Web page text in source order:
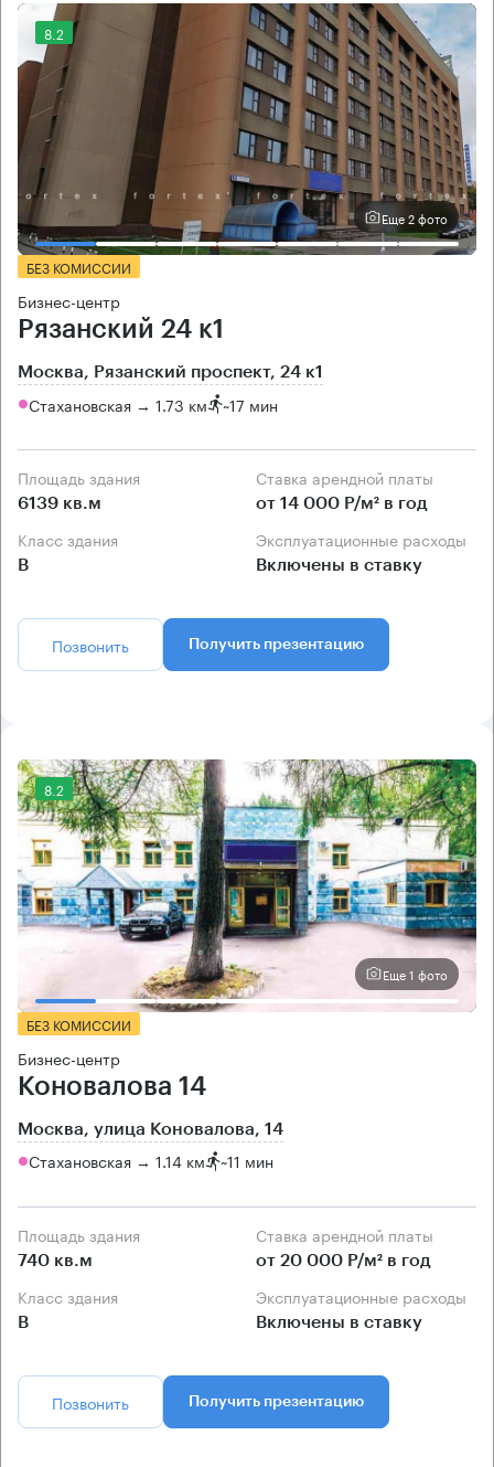
8.2
Еще 2 фото
БЕЗ КОМИССИИ
Бизнес-центр
Рязанский 24 к1
Москва, Рязанский проспект, 24 к1
Стахановская → 1.73 км ~17 мин
Площадь здания
6139 кв.м
Ставка арендной платы
от 14 000 Р/м² в год
Класс здания
B
Эксплуатационные расходы
Включены в ставку
Позвонить Получить презентацию
8.2
Еще 1 фото
БЕЗ КОМИССИИ
Бизнес-центр
Коновалова 14
Москва, улица Коновалова, 14
Стахановская → 1.14 км ~11 мин
Площадь здания
740 кв.м
Ставка арендной платы
от 20 000 Р/м² в год
Класс здания
B
Эксплуатационные расходы
Включены в ставку
Позвонить Получить презентацию